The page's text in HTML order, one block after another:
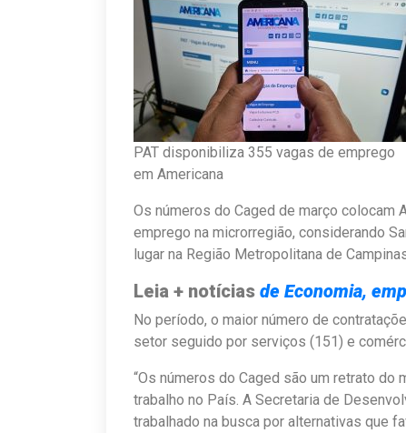
PAT disponibiliza 355 vagas de emprego
em Americana
Os números do Caged de março colocam
emprego na microrregião, considerando
lugar na Região Metropolitana de
Leia + notícias de Economia,
No período, o maior número de
setor seguido por serviços (151) e
“Os números do Caged são um retrato
trabalho no País. A Secretaria de
trabalhado na busca por alternativas que